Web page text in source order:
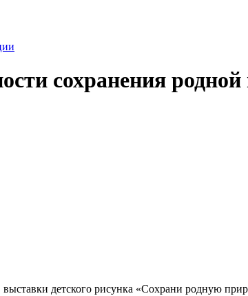
сохранения
детского рисунка «Сохрани родную